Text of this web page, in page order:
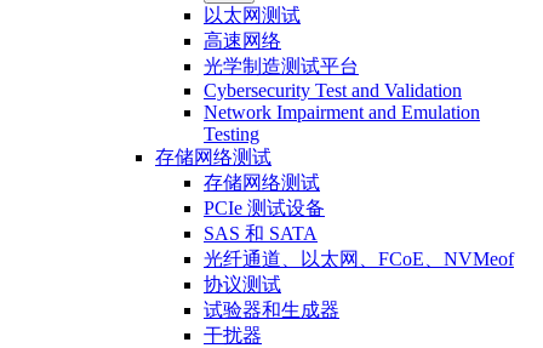
以太网测试
高速网络
光学制造测试平台
Cybersecurity Test and Validation
Network Impairment and Emulation
Testing
存储网络测试
存储网络测试
PCIe 测试设备
SAS 和 SATA
光纤通道、以太网、FCoE、NVMeof
协议测试
试验器和生成器
干扰器